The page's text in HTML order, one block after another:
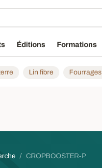
Éditions Formations
Lin fibre Fourrages
CROPBOOSTER-P